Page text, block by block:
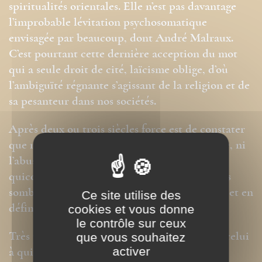
spiritualités orientales. Elle n’est pas davantage
l’improbable lévitation psychosomatique
envisagée par beaucoup, dont André Malraux.
C’est pourtant cette dernière acception du mot
qui a seule droit de cité, laïcisme oblige, d’où
l’ambiguïté régnante s’agissant de la religion et de
sa pesanteur dans nos sociétés.
Après deux ou trois siècles force est de constater
que ni l’argument rationaliste, ni l’hédonisme, ni
l’abus de position dominante, n’autorisent
quiconque à affirmer: « Dieu est mort! » sans
sombrer dans la mystification, l’incohérence, et en
définitive le ridicule.
Très profondément nous mourons de soif. A celui
à qui on refuse l’eau, il reste la soif, pour
Ce site utilise des
cookies et vous donne
le contrôle sur ceux
que vous souhaitez
activer